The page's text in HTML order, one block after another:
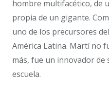
hombre multifacético, de
propia de un gigante.
uno de los precursores
América Latina. Martí no
más, fue un innovador de
escuela.